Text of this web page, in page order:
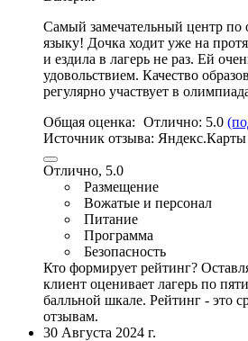
Самый замечательный центр по
языку! Дочка ходит уже на
и ездила в лагерь не раз. Ей
удовольствием. Качество
регулярно участвует в
Общая оценка: Отлично: 5.0
Источник отзыва: Яндекс.Карты
Отлично, 5.0
Размещение
Вожатые и персонал
Питание
Программа
Безопасность
Кто формирует рейтинг?
клиент оценивает лагерь по
балльной шкале. Рейтинг - это
отзывам.
30 Августа 2024 г.